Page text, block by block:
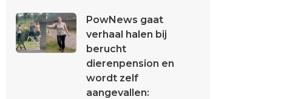
PowNews gaat
verhaal halen bij
berucht
dierenpension en
wordt zelf
aangevallen: